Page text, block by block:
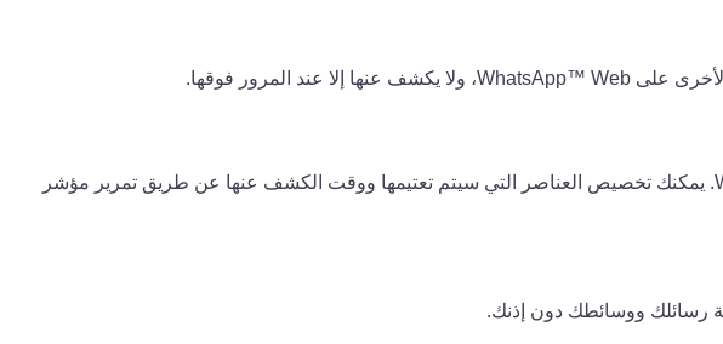
يعمل الامتداد تلقائيًا على تعتيم رسائل الدردشة والمعاينات والوسائط وصور الملف الشخصي على WhatsApp™ Web. يمكنك تخصيص العناصر التي سيتم تعتيمها ووقت الكشف عنها عن طريق تمرير مؤشر